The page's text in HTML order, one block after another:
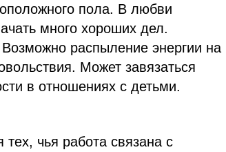
пола. В любви
много хороших дел.
распыление энергии на
Может завязаться
в отношениях с детьми.
чья работа связана с